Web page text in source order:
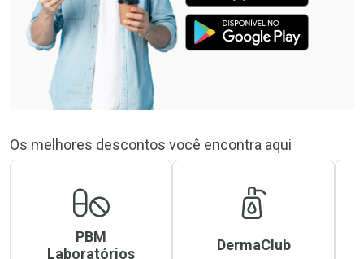
Os melhores descontos você encontra aqui
PBM
Laboratórios
DermaClub